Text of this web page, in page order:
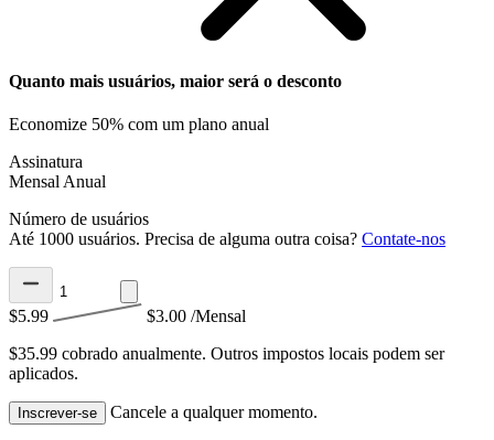
Quanto mais usuários, maior será o desconto
Economize 50% com um plano anual
Assinatura
Mensal Anual
Número de usuários
Até 1000 usuários. Precisa de alguma outra coisa? Contate-nos
$5.99 $3.00 /Mensal
$35.99 cobrado anualmente. Outros impostos locais podem ser
aplicados.
Inscrever-se Cancele a qualquer momento.